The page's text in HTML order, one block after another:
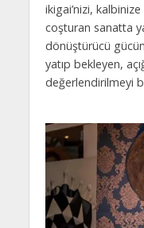
ikigai’nizi,
coşturan sanatta
dönüştürücü
yatıp bekleyen,
değerlendirilmeyi